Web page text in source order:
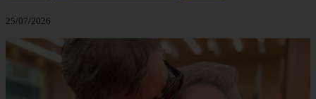
25/07/2026